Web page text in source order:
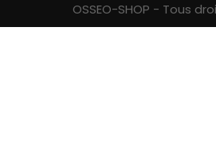
OSSEO-SHOP - Tous